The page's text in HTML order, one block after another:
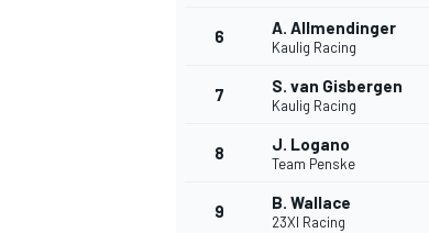
6 A. Allmendinger
Kaulig Racing
7 S. van Gisbergen
Kaulig Racing
8 J. Logano
Team Penske
9 B. Wallace
23XI Racing